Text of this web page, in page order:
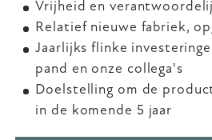
Vrijheid en
Relatief nieuwe fabriek,
Jaarlijks flinke
pand en onze collega's
Doelstelling om de
in de komende 5 jaar